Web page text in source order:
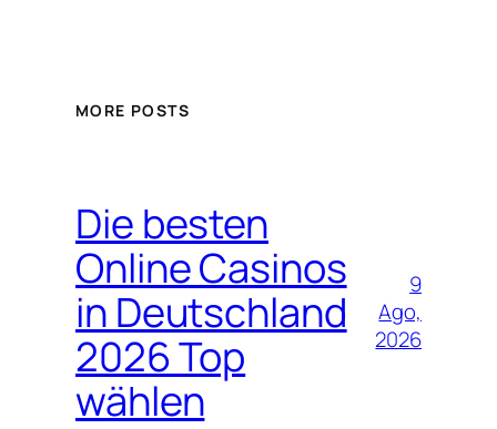
MORE POSTS
Die besten
Online Casinos
in Deutschland
2026 Top
wählen
9
Ago,
2026